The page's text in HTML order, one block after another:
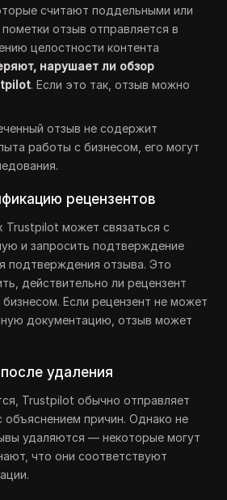
считают поддельными или
отзыв отправляется в
целостности контента
нарушает ли обзор
. Если это так, отзыв можно
отзыв не содержит
работы с бизнесом, его могут
рецензентов
Trustpilot может связаться с
и запросить подтверждение
подтверждения отзыва. Это
действительно ли рецензент
Если рецензент не может
документацию, отзыв может
удаления
Trustpilot обычно отправляет
объяснением причин. Однако не
удаляются — некоторые могут
что они соответствуют